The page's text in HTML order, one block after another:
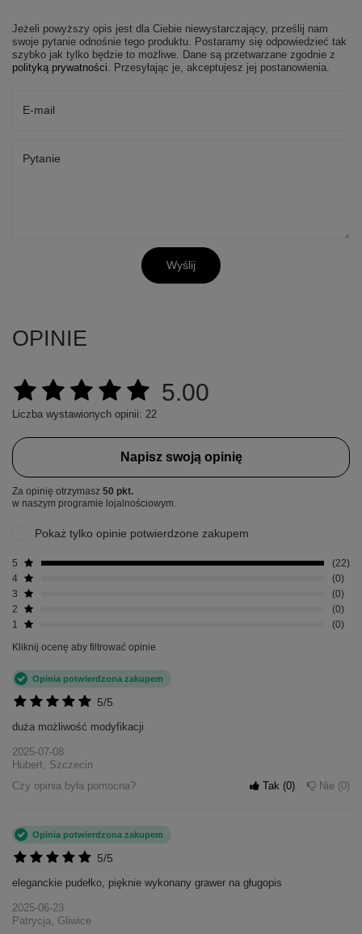
Jeżeli powyższy opis jest dla Ciebie niewystarczający, prześlij nam
swoje pytanie odnośnie tego produktu. Postaramy się odpowiedzieć tak
szybko jak tylko będzie to możliwe. Dane są przetwarzane zgodnie z
polityką prywatności . Przesyłając je, akceptujesz jej postanowienia.
E-mail
Pytanie
Wyślij
OPINIE
5.00
Liczba wystawionych opinii: 22
Napisz swoją opinię
Za opinię otrzymasz 50 pkt.
w naszym programie lojalnościowym.
Pokaż tylko opinie potwierdzone zakupem
5
22
4
0
3
0
2
0
1
0
Kliknij ocenę aby filtrować opinie
5/5
Opinia potwierdzona zakupem
duża możliwość modyfikacji
2025-07-08
Hubert, Szczecin
Czy opinia była pomocna?
Tak 0 Nie 0
5/5
Opinia potwierdzona zakupem
eleganckie pudełko, pięknie wykonany grawer na gługopis
2025-06-23
Patrycja, Gliwice